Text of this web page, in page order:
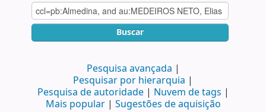
Buscar
Pesquisa avançada
Pesquisar por hierarquia
Pesquisa de autoridade
Nuvem de tags
Mais popular
Sugestões de aquisição